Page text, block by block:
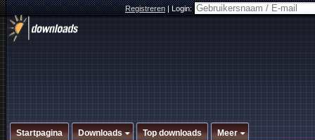
Registreren|Login:
Startpagina Downloads Top downloads Meer